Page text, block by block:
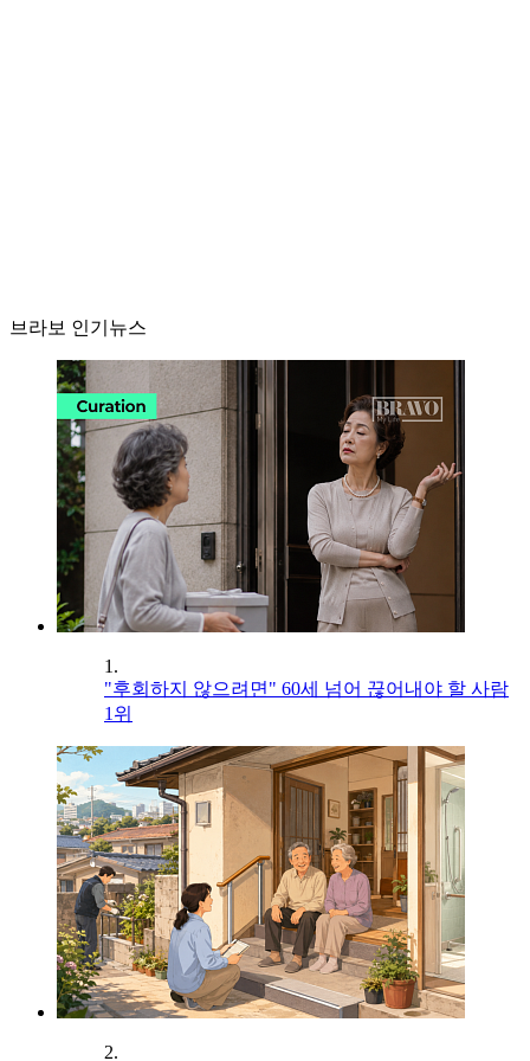
브라보 인기뉴스
1.
"후회하지 않으려면" 60세 넘어 끊어내야 할 사람
1위
2.